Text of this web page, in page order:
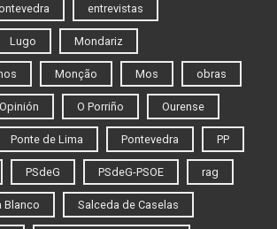
entrevistas
Lugo Mondariz
Monção Mos obras
Opinión O Porriño Ourense
Ponte de Lima Pontevedra PP
PSdeG PSdeG-PSOE rag
Blanco Salceda de Caselas